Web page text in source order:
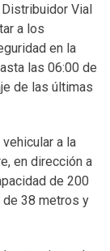
Vial
a los
en la
las 06:00 de
de las últimas
a la
en dirección a
de 200
de 38 metros y